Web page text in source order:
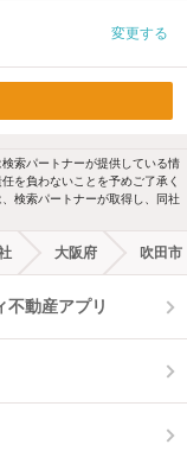
変更する
索パートナーが提供している情
を負わないことを予めご了承く
検索パートナーが取得し、同社
大阪府 吹田市
不動産アプリ